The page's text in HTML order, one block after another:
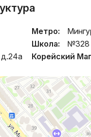
Метро:
Школа:
№328
Корейский